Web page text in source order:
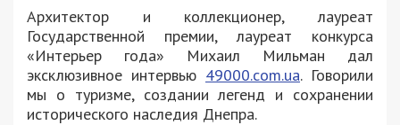
Архитектор и коллекционер, лауреат
Государственной премии, лауреат конкурса
«Интерьер года» Михаил Мильман дал
эксклюзивное интервью 49000.com.ua. Говорили
мы о туризме, создании легенд и сохранении
исторического наследия Днепра.